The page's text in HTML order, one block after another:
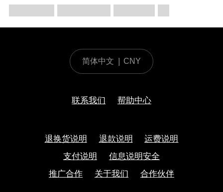
简体中文 CNY
联系我们 帮助中心
退换货说明 退款说明
运费说明
支付说明
信息说明安全
推广合作
关于我们 合作伙伴